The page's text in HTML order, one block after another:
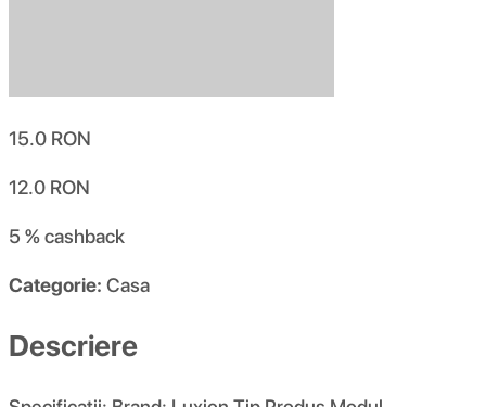
15.0 RON
12.0 RON
5 %cashback
Categorie: Casa
Descriere